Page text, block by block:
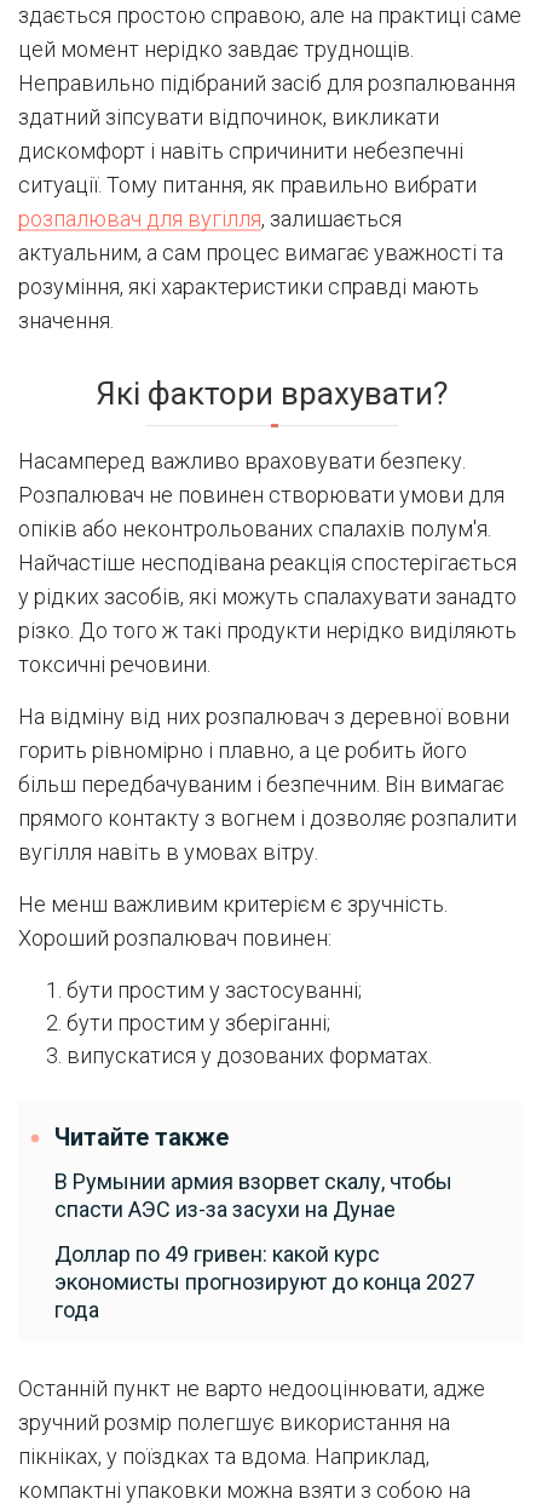
здається простою справою, але на практиці саме
цей момент нерідко завдає труднощів.
Неправильно підібраний засіб для розпалювання
здатний зіпсувати відпочинок, викликати
дискомфорт і навіть спричинити небезпечні
ситуації. Тому питання, як правильно вибрати
розпалювач для вугілля, залишається
актуальним, а сам процес вимагає уважності та
розуміння, які характеристики справді мають
значення.
Які фактори врахувати?
Насамперед важливо враховувати безпеку.
Розпалювач не повинен створювати умови для
опіків або неконтрольованих спалахів полум'я.
Найчастіше несподівана реакція спостерігається
у рідких засобів, які можуть спалахувати занадто
різко. До того ж такі продукти нерідко виділяють
токсичні речовини.
На відміну від них розпалювач з деревної вовни
горить рівномірно і плавно, а це робить його
більш передбачуваним і безпечним. Він вимагає
прямого контакту з вогнем і дозволяє розпалити
вугілля навіть в умовах вітру.
Не менш важливим критерієм є зручність.
Хороший розпалювач повинен:
бути простим у застосуванні;
бути простим у зберіганні;
випускатися у дозованих форматах.
Читайте также
В Румынии армия взорвет скалу, чтобы
спасти АЭС из-за засухи на Дунае
Доллар по 49 гривен: какой курс
экономисты прогнозируют до конца 2027
года
Останній пункт не варто недооцінювати, адже
зручний розмір полегшує використання на
пікніках, у поїздках та вдома. Наприклад,
компактні упаковки можна взяти з собою на